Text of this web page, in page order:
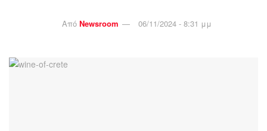
Από Newsroom 06/11/2024 - 8:31 μμ